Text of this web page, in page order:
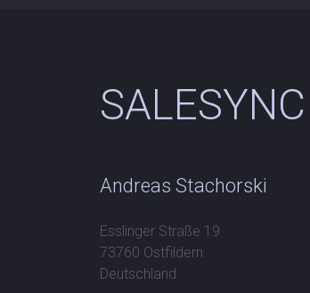
Andreas Stachorski
Esslinger Straße 19
73760 Ostfildern
Deutschland